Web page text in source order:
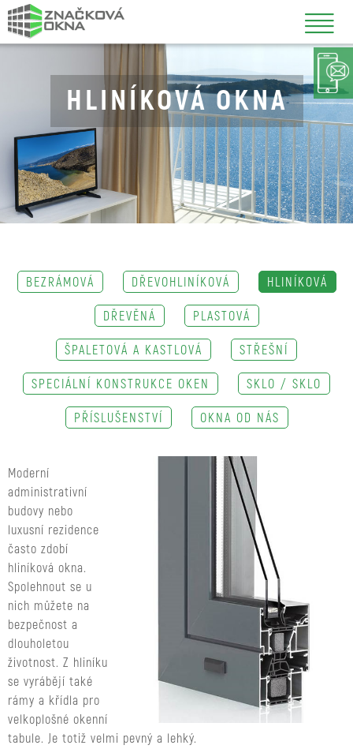
HLINÍKOVÁ OKNA
BEZRÁMOVÁ DŘEVOHLINÍKOVÁ HLINÍKOVÁ
DŘEVĚNÁ PLASTOVÁ
ŠPALETOVÁ A KASTLOVÁ STŘEŠNÍ
SPECIÁLNÍ KONSTRUKCE OKEN SKLO / SKLO
PŘÍSLUŠENSTVÍ OKNA OD NÁS
Moderní
administrativní
budovy nebo
luxusní rezidence
často zdobí
hliníková okna.
Spolehnout se u
nich můžete na
bezpečnost a
dlouholetou
životnost. Z hliníku
se vyrábějí také
rámy a křídla pro
velkoplošné okenní
tabule. Je totiž velmi pevný a lehký.